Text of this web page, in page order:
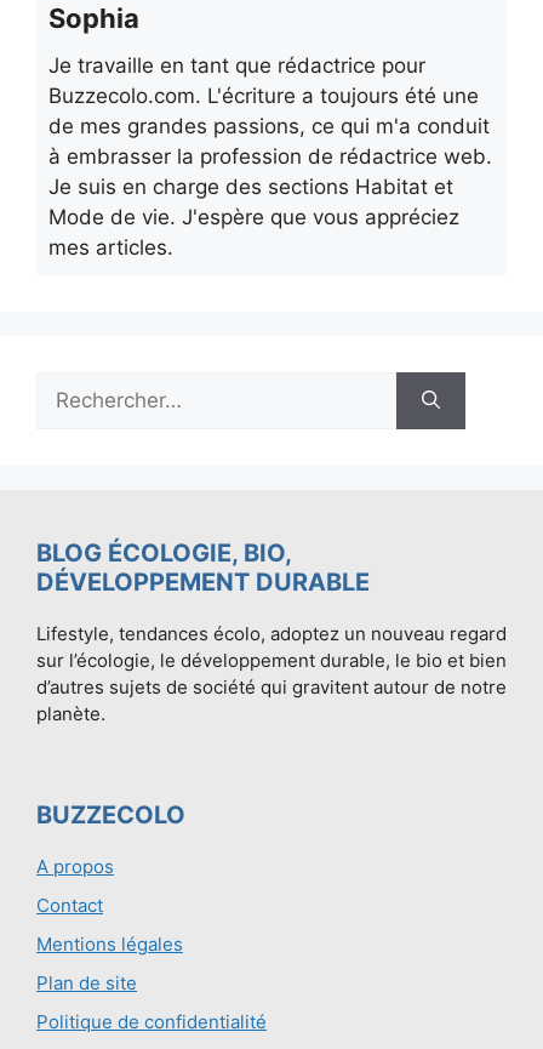
Sophia
Je travaille en tant que rédactrice pour
Buzzecolo.com. L'écriture a toujours été une
de mes grandes passions, ce qui m'a conduit
à embrasser la profession de rédactrice web.
Je suis en charge des sections Habitat et
Mode de vie. J'espère que vous appréciez
mes articles.
BLOG ÉCOLOGIE, BIO,
DÉVELOPPEMENT DURABLE
Lifestyle, tendances écolo, adoptez un nouveau regard
sur l’écologie, le développement durable, le bio et bien
d’autres sujets de société qui gravitent autour de notre
planète.
BUZZECOLO
A propos
Contact
Mentions légales
Plan de site
Politique de confidentialité